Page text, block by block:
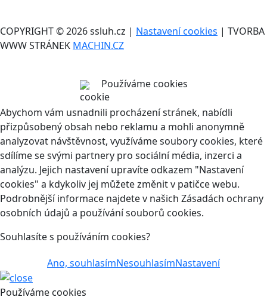
COPYRIGHT © 2026 ssluh.cz | Nastavení cookies | TVORBA
WWW STRÁNEK MACHIN.CZ
Používáme cookies
Abychom vám usnadnili procházení stránek, nabídli
přizpůsobený obsah nebo reklamu a mohli anonymně
analyzovat návštěvnost, využíváme soubory cookies, které
sdílíme se svými partnery pro sociální média, inzerci a
analýzu. Jejich nastavení upravíte odkazem "Nastavení
cookies" a kdykoliv jej můžete změnit v patičce webu.
Podrobnější informace najdete v našich Zásadách ochrany
osobních údajů a používání souborů cookies.
Souhlasíte s používáním cookies?
Ano, souhlasímNesouhlasímNastavení
Používáme cookies